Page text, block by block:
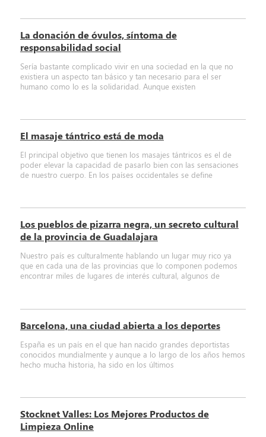
La donación de óvulos, síntoma de
responsabilidad social
Sería bastante complicado vivir en una sociedad en la que no
existiera un aspecto tan básico y tan necesario para el ser
humano como lo es la solidaridad. Aunque existen
El masaje tántrico está de moda
El principal objetivo que tienen los masajes tántricos es el de
poder elevar la capacidad de pasarlo bien con las sensaciones
de nuestro cuerpo. En los países occidentales se define
Los pueblos de pizarra negra, un secreto cultural
de la provincia de Guadalajara
Nuestro país es culturalmente hablando un lugar muy rico ya
que en cada una de las provincias que lo componen podemos
encontrar miles de lugares de interés cultural, algunos de
Barcelona, una ciudad abierta a los deportes
España es un país en el que han nacido grandes deportistas
conocidos mundialmente y aunque a lo largo de los años hemos
hecho mucha historia, ha sido en los últimos
Stocknet Valles: Los Mejores Productos de
Limpieza Online